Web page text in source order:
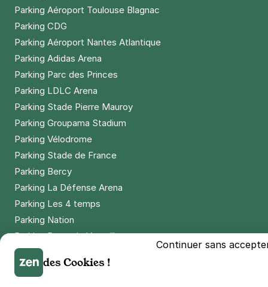
Parking Aéroport Toulouse Blagnac
Parking CDG
Parking Aéroport Nantes Atlantique
Parking Adidas Arena
Parking Parc des Princes
Parking LDLC Arena
Parking Stade Pierre Mauroy
Parking Groupama Stadium
Parking Vélodrome
Parking Stade de France
Parking Bercy
Parking La Défense Arena
Parking Les 4 temps
Parking Nation
Parking Porte de Versailles
Parking Lille Grand Palais
Parking Euralille
Continuer sans
des Cookies !